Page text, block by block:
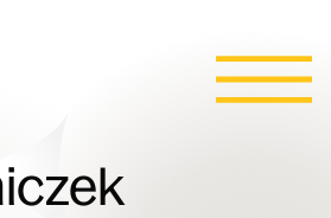
News
Programs
People
Tickets
Contact